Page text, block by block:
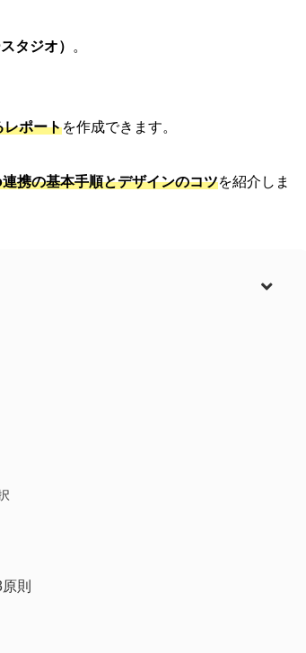
タジオ） 。
レポートを作成できます。
携の基本手順とデザインのコツを紹介しま
則